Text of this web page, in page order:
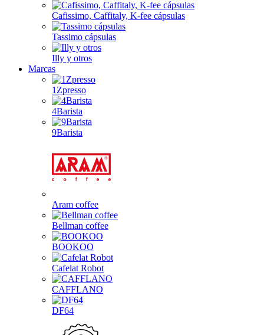
Cafissimo, Caffitaly, K-fee cápsulas
Tassimo cápsulas
Illy y otros
Marcas
1Zpresso
4Barista
9Barista
Aram coffee
Bellman coffee
BOOKOO
Cafelat Robot
CAFFLANO
DF64